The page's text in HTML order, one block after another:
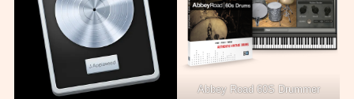
Abbey Road 60S Drummer